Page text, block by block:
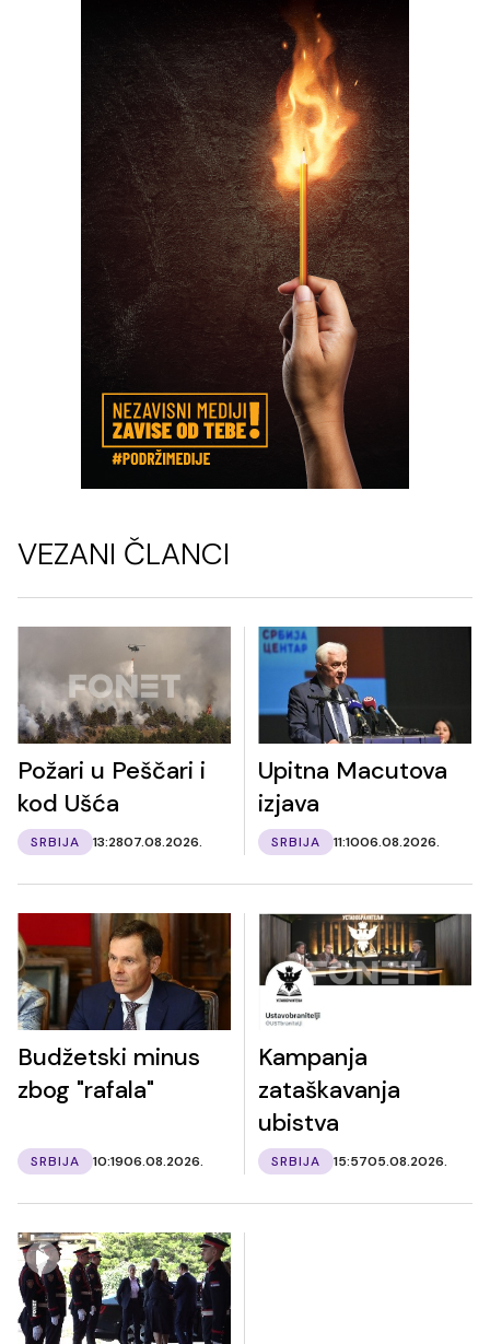
VEZANI ČLANCI
Požari u Peščari i
kod Ušća
SRBIJA 13:2807.08.2026.
Upitna Macutova
izjava
SRBIJA 11:1006.08.2026.
Budžetski minus
zbog "rafala"
SRBIJA 10:1906.08.2026.
Kampanja
zataškavanja
ubistva
SRBIJA 15:5705.08.2026.